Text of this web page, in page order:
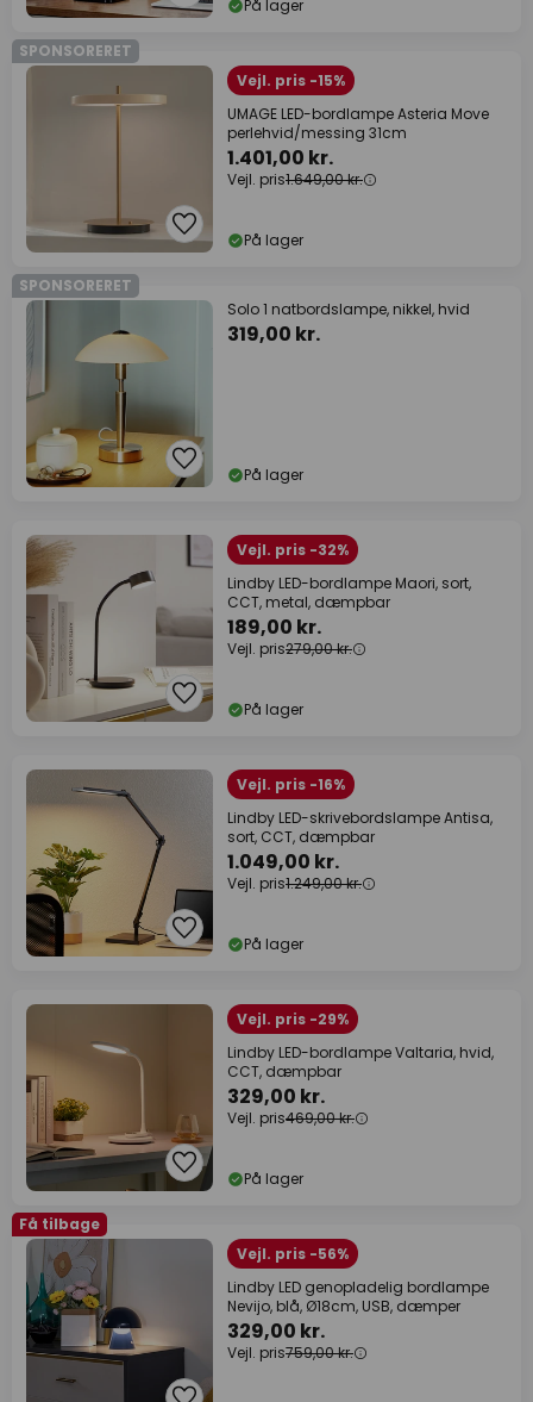
På lager
SPONSORERET
Vejl. pris -15%
UMAGE LED-bordlampe Asteria Move
perlehvid/messing 31cm
1.401,00 kr.
Vejl. pris1.649,00 kr.
På lager
SPONSORERET
Solo 1 natbordslampe, nikkel, hvid
319,00 kr.
På lager
Vejl. pris -32%
Lindby LED-bordlampe Maori, sort,
CCT, metal, dæmpbar
189,00 kr.
Vejl. pris279,00 kr.
På lager
Vejl. pris -16%
Lindby LED-skrivebordslampe Antisa,
sort, CCT, dæmpbar
1.049,00 kr.
Vejl. pris1.249,00 kr.
På lager
Vejl. pris -29%
Lindby LED-bordlampe Valtaria, hvid,
CCT, dæmpbar
329,00 kr.
Vejl. pris469,00 kr.
På lager
Få tilbage
Vejl. pris -56%
Lindby LED genopladelig bordlampe
Nevijo, blå, Ø18cm, USB, dæmper
329,00 kr.
Vejl. pris759,00 kr.